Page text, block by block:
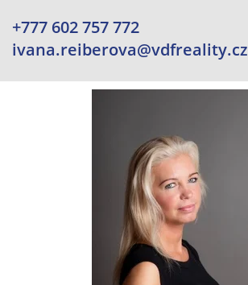
+777 602 757 772
ivana.reiberova@vdfreality.cz